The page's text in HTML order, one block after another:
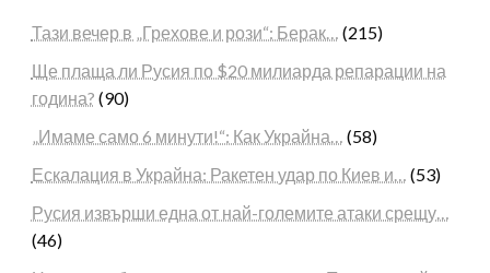
Тази вечер в „Грехове и рози“: Берак… (215)
Ще плаща ли Русия по $20 милиарда репарации на
година? (90)
„Имаме само 6 минути!“: Как Украйна… (58)
Ескалация в Украйна: Ракетен удар по Киев и… (53)
Русия извърши една от най-големите атаки срещу…
(46)